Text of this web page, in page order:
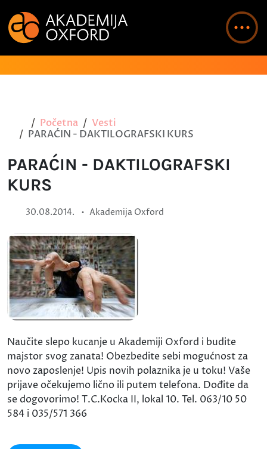
Početna
Vesti
PARAĆIN - DAKTILOGRAFSKI KURS
PARAĆIN - DAKTILOGRAFSKI
KURS
30.08.2014. • Akademija Oxford
Naučite slepo kucanje u Akademiji Oxford i budite
majstor svog zanata! Obezbedite sebi mogućnost za
novo zaposlenje! Upis novih polaznika je u toku! Vaše
prijave očekujemo lično ili putem telefona. Dođite da
se dogovorimo! T.C.Kocka II, lokal 10. Tel. 063/10 50
584 i 035/571 366